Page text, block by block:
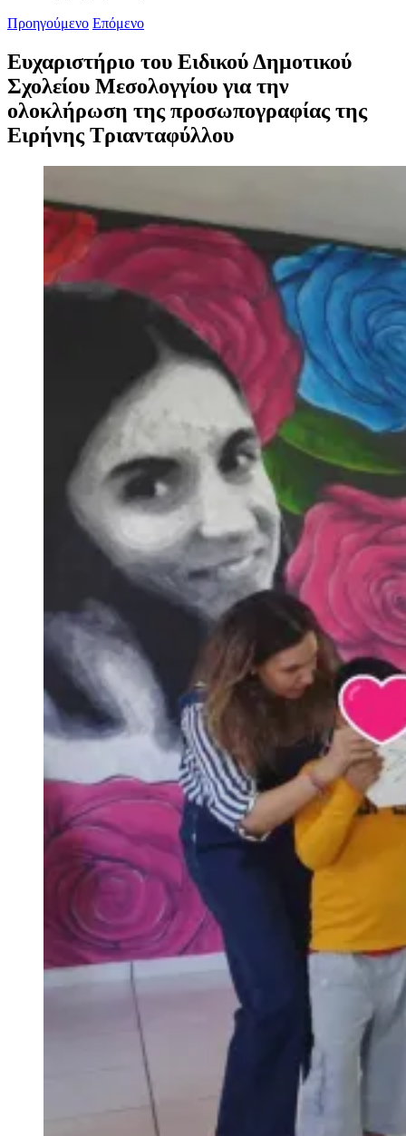
Προηγούμενο Επόμενο
Ευχαριστήριο του Ειδικού Δημοτικού
Σχολείου Μεσολογγίου για την
ολοκλήρωση της προσωπογραφίας της
Ειρήνης Τριανταφύλλου
εικόνας